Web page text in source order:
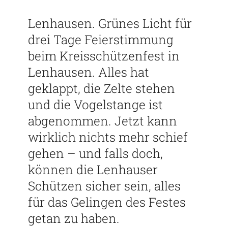
Lenhausen. Grünes Licht für
drei Tage Feierstimmung
beim Kreisschützenfest in
Lenhausen. Alles hat
geklappt, die Zelte stehen
und die Vogelstange ist
abgenommen. Jetzt kann
wirklich nichts mehr schief
gehen – und falls doch,
können die Lenhauser
Schützen sicher sein, alles
für das Gelingen des Festes
getan zu haben.